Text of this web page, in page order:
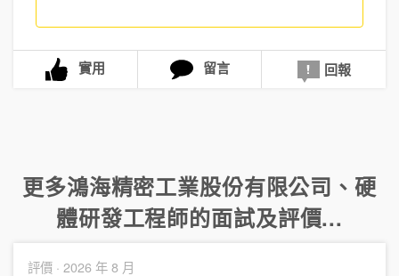
實用 留言 回報
更多鴻海精密工業股份有限公司 、硬
體研發工程師的面試及評價...
評價 · 2026 年 8 月